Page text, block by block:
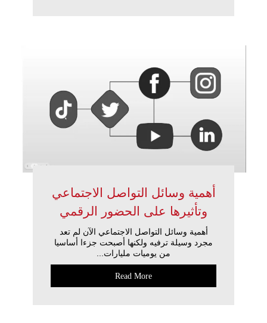
أهمية وسائل التواصل الاجتماعي
وتأثيرها على الحضور الرقمي
أهمية وسائل التواصل الاجتماعي الآن لم تعد
مجرد وسيلة ترفيه ولكنها أصبحت جزءا أساسيا
من يوميات مليارات...
Read More